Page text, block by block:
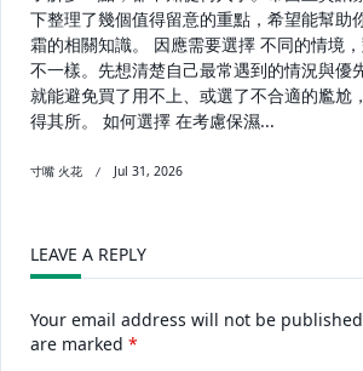
下整理了幾個值得留意的重點，希望能幫助
霜的相關知識。 因應需要選擇 不同的情境
不一樣。先想清楚自己最常遇到的情況與優
就能避免買了用不上、或選了不合適的尷尬
得其所。 如何選擇 在考慮保濕...
寸嘴 火花 Jul 31, 2026
LEAVE A REPLY
Your email address will not be
are marked *